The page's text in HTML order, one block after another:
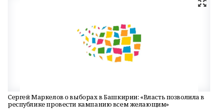
Сергей Маркелов о выборах в Башкирии: «Власть позволила в
республике провести кампанию всем желающим»